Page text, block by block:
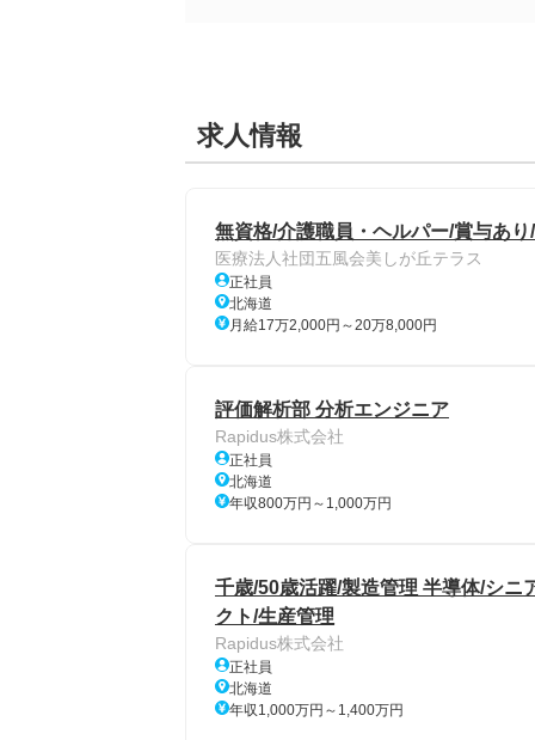
求人情報
無資格/介護職員・ヘルパー/賞与あ
医療法人社団五風会美しが丘テラス
正社員
北海道
月給17万2,000円～20万8,000円
評価解析部 分析エンジニア
Rapidus株式会社
正社員
北海道
年収800万円～1,000万円
千歳/50歳活躍/製造管理 半導体/シニ
クト/生産管理
Rapidus株式会社
正社員
北海道
年収1,000万円～1,400万円